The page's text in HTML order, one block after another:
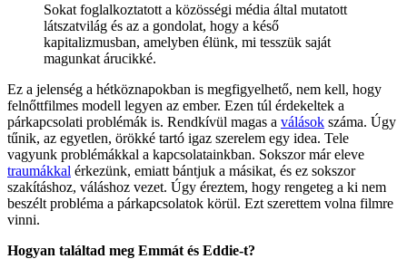
Sokat foglalkoztatott a közösségi média által mutatott
látszatvilág és az a gondolat, hogy a késő
kapitalizmusban, amelyben élünk, mi tesszük saját
magunkat árucikké.
Ez a jelenség a hétköznapokban is megfigyelhető, nem kell, hogy
felnőttfilmes modell legyen az ember. Ezen túl érdekeltek a
párkapcsolati problémák is. Rendkívül magas a válások száma. Úgy
tűnik, az egyetlen, örökké tartó igaz szerelem egy idea. Tele
vagyunk problémákkal a kapcsolatainkban. Sokszor már eleve
traumákkal érkezünk, emiatt bántjuk a másikat, és ez sokszor
szakításhoz, váláshoz vezet. Úgy éreztem, hogy rengeteg a ki nem
beszélt probléma a párkapcsolatok körül. Ezt szerettem volna filmre
vinni.
Hogyan találtad meg Emmát és Eddie-t?